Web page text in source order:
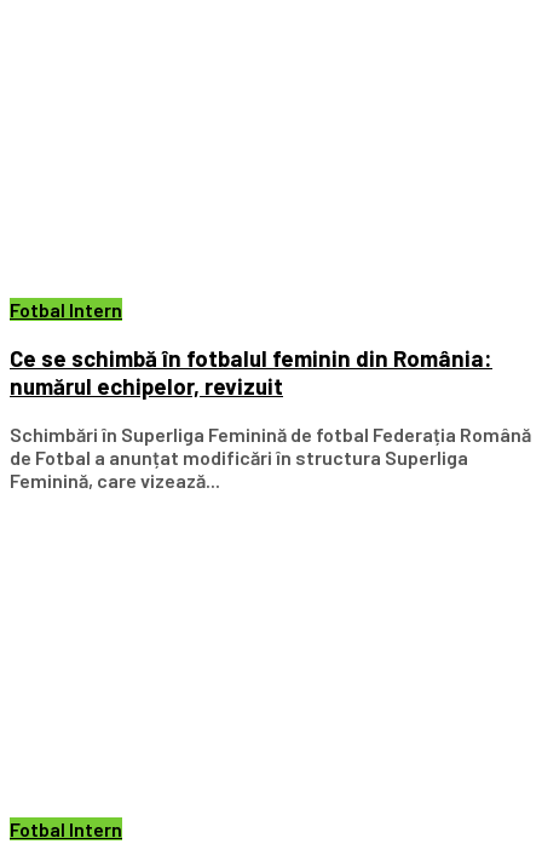
Fotbal Intern
Ce se schimbă în fotbalul feminin din România:
numărul echipelor, revizuit
Schimbări în Superliga Feminină de fotbal Federația Română
de Fotbal a anunțat modificări în structura Superliga
Feminină, care vizează...
Fotbal Intern